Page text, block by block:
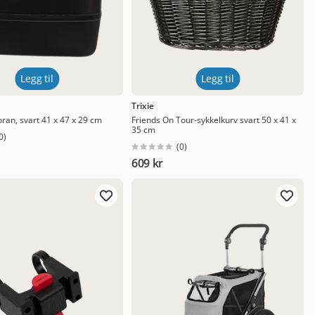
Legg til
svart 41 x 47 x 29 cm
)
Legg til
Trixie
Friends On Tour-sykkelkurv svart 50 x 41 x
35 cm
(0)
609 kr